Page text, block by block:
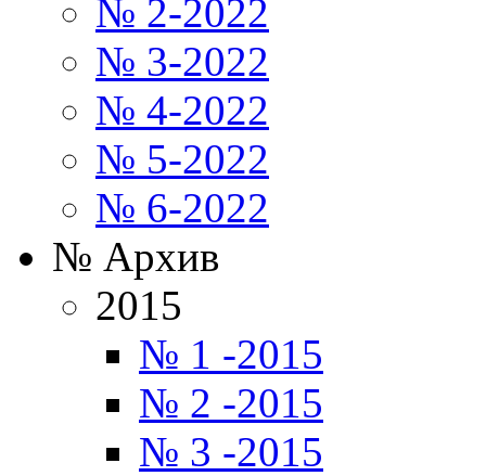
№ 2-2022
№ 3-2022
№ 4-2022
№ 5-2022
№ 6-2022
№ Архив
2015
№ 1 -2015
№ 2 -2015
№ 3 -2015